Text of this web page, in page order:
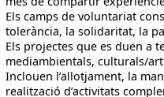
Els camps de voluntariat
tolerància, la solidaritat, la
Els projectes que es duen a
mediambientals, culturals/
Inclouen l’allotjament, la
realització d’activitats